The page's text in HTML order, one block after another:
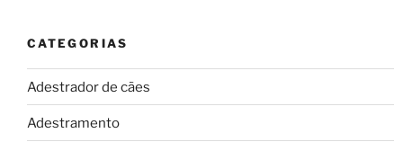
CATEGORIAS
Adestrador de cães
Adestramento